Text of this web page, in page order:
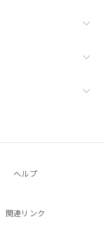
ヘルプ
関連リンク